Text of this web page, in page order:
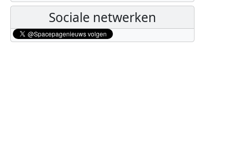
Sociale netwerken